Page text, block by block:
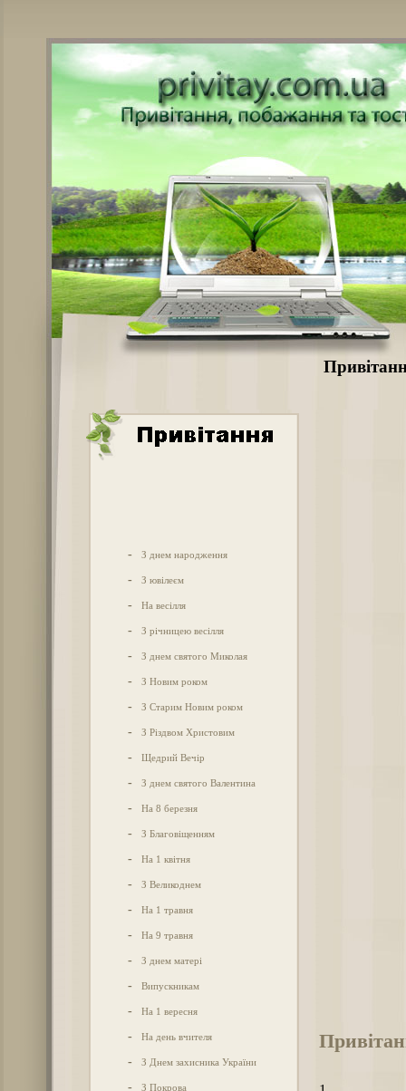
- З днем народження
- З ювілеєм
- На весілля
- З річницею весілля
- З днем святого Миколая
- З Новим роком
- З Старим Новим роком
- З Різдвом Христовим
- Щедрий Вечір
- З днем святого Валентина
- На 8 березня
- З Благовіщенням
- На 1 квітня
- З Великоднем
- На 1 травня
- На 9 травня
- З днем матері
- Випускникам
- На 1 вересня
- На день вчителя
- З Днем захисника України
- З Покрова